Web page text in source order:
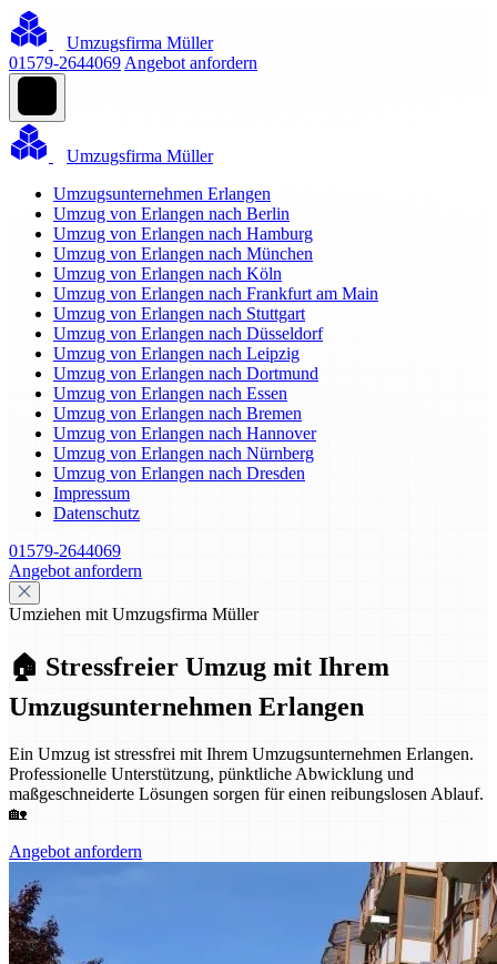
Umzugsfirma Müller
01579-2644069 Angebot anfordern
Umzugsfirma Müller
Umzugsunternehmen Erlangen
Umzug von Erlangen nach Berlin
Umzug von Erlangen nach Hamburg
Umzug von Erlangen nach München
Umzug von Erlangen nach Köln
Umzug von Erlangen nach Frankfurt am Main
Umzug von Erlangen nach Stuttgart
Umzug von Erlangen nach Düsseldorf
Umzug von Erlangen nach Leipzig
Umzug von Erlangen nach Dortmund
Umzug von Erlangen nach Essen
Umzug von Erlangen nach Bremen
Umzug von Erlangen nach Hannover
Umzug von Erlangen nach Nürnberg
Umzug von Erlangen nach Dresden
Impressum
Datenschutz
01579-2644069
Angebot anfordern
Umziehen mit Umzugsfirma Müller
🏠 Stressfreier Umzug mit Ihrem
Umzugsunternehmen Erlangen
Ein Umzug ist stressfrei mit Ihrem Umzugsunternehmen Erlangen.
Professionelle Unterstützung, pünktliche Abwicklung und
maßgeschneiderte Lösungen sorgen für einen reibungslosen Ablauf.
🏡
Angebot anfordern